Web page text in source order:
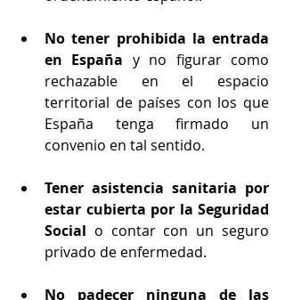
No tener prohibida la entrada
en España y no figurar como
rechazable en el espacio
territorial de países con los que
España tenga firmado un
convenio en tal sentido.
Tener asistencia sanitaria por
estar cubierta por la Seguridad
Social o contar con un seguro
privado de enfermedad.
No padecer ninguna de las